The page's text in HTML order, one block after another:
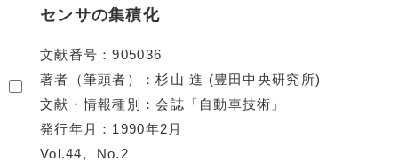
センサの集積化
文献番号
905036
著者（筆頭者）
杉山 進 (豊田中央研究所)
文献・情報種別
会誌「自動車技術」
発行年月
1990年2月
Vol.44
No.2